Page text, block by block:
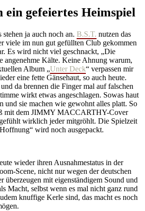
ein gefeiertes Heimspiel
ja auch noch an. B.S.T. nutzen das
viele im nun gut gefüllten Club gekommen
Es wird nicht viel geschnackt, „Die
angenehme Kälte. Keine Ahnung warum,
Album „Unter Deck“ verpassen mir
eine fette Gänsehaut, so auch heute.
da brennen die Finger mal auf falschen
wirkt etwas angeschlagen. Sowas haut
und sie machen wie gewohnt alles platt. So
mit dem JIMMY MACCARTHY-Cover
wirklich jeder mitgröhlt. Die Spielzeit
wird noch ausgepackt.
wieder ihren Ausnahmestatus in der
Scene, nicht nur wegen der deutschen
überzeugen mit eigenständigem Sound und
Macht, selbst wenn es mal nicht ganz rund
knuffige Kerle sind, das macht es noch